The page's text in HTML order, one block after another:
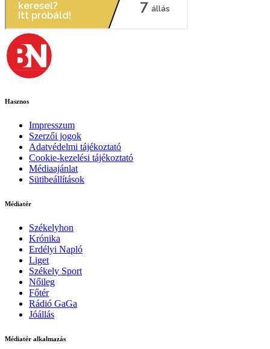
Hasznos
Impresszum
Szerzői jogok
Adatvédelmi tájékoztató
Cookie-kezelési tájékoztató
Médiaajánlat
Sütibeállítások
Médiatér
Székelyhon
Krónika
Erdélyi Napló
Liget
Székely Sport
Nőileg
Főtér
Rádió GaGa
Jóállás
Médiatér alkalmazás